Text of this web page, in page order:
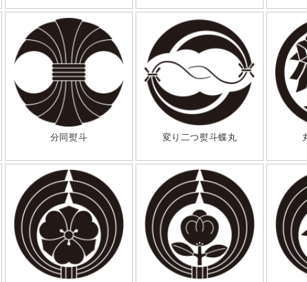
分同熨斗 変り二つ熨斗蝶丸